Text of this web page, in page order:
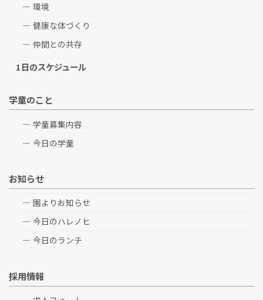
環境
健康な体づくり
仲間との共存
1日のスケジュール
学童のこと
学童募集内容
今日の学童
お知らせ
園よりお知らせ
今日のハレノヒ
今日のランチ
採用情報